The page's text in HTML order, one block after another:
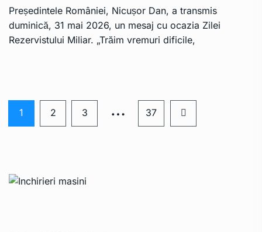
Președintele României, Nicușor Dan, a transmis
duminică, 31 mai 2026, un mesaj cu ocazia Zilei
Rezervistului Miliar. „Trăim vremuri dificile,
1 2 3 … 37